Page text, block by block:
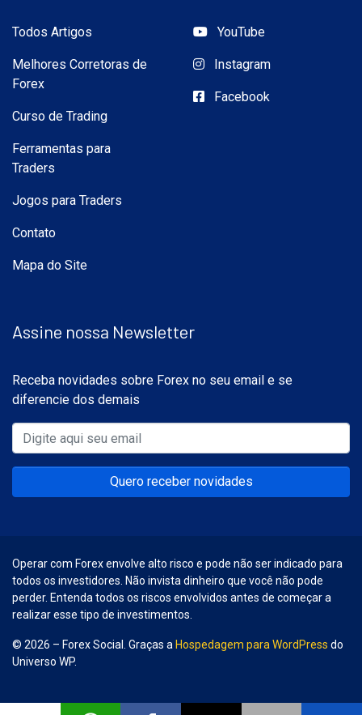
Todos Artigos
Melhores Corretoras de
Forex
Curso de Trading
Ferramentas para
Traders
Jogos para Traders
Contato
Mapa do Site
YouTube
Instagram
Facebook
Assine nossa Newsletter
Receba novidades sobre Forex no seu email e se
diferencie dos demais
Quero receber novidades
Operar com Forex envolve alto risco e pode não ser indicado para
todos os investidores. Não invista dinheiro que você não pode
perder. Entenda todos os riscos envolvidos antes de começar a
realizar esse tipo de investimentos.
© 2026 – Forex Social. Graças a Hospedagem para WordPress do
Universo WP.